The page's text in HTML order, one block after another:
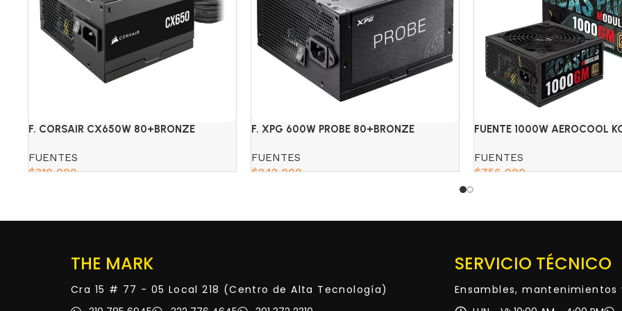
F. CORSAIR CX650W 80+BRONZE
FUENTES
$310,000
F. XPG 600W PROBE 80+BRONZE
FUENTES
$242,000
FUENTE 1000W AEROCOOL
FUENTES
$756,000
THE MARK
Cra 15 # 77 - 05 Local 218 (Centro de Alta Tecnología)
SERVICIO TÉCNICO
Ensambles, mantenimientos